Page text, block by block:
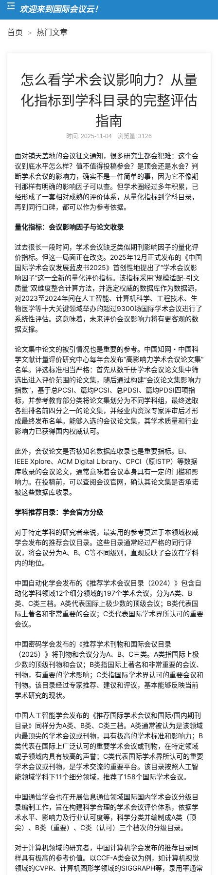
欢迎来到国际会议云！
首页 > 热门文章
怎么看学术会议影响力？从量
化指标到学科目录的完整评估
指南
时间: 2025-11-04 浏览量: 3126
面对铺天盖地的会议征文通知，很多研究生都会犯难：这个会
议到底水平怎么样？值不值得投稿参会？是顶会还是水会？判
断学术会议的影响力，确实不是一件简单的事，因为它不像期
刊那样有明确的影响因子可以查。但学术圈经过多年积累，已
经形成了一套相对成熟的评价体系，从量化指标到学科目录，
再到同行口碑，都可以作为参考依据。
量化指标：会议影响因子与论文收录
过去很长一段时间，学术会议缺乏类似期刊影响因子的量化评
价指标。但这一局面正在改变。2025年12月正式发布的《中国
国际学术会议发展蓝皮书2025》首创性地提出了“学术会议影
响因子”这一全新的量化评价指标。该指标采用“规模适配-引文
质量”双维度整合计算方法，并选定权威的数据库作为数据源，
对2023至2024年间在人工智能、计算机科学、工程技术、生
物医学等十大关键领域举办的超过9300场国际学术会议进行了
系统性评估。这意味着，未来评价会议影响力将有更客观的数
据支撑。
论文集中论文的被引情况也是重要的参考。中国知网・中国科
学文献计量评价研究中心每年会发布“高影响力学术会议论文集”
名单。评选标准相当严格：首先从数千册学术会议论文集中筛
选出进入评价范围的论文集，随后通过构建“会议论文集影响力
指数”，基于总PCSI、篇均PCSI、总PDSI、篇均PDSI四项指
标，并参考教育部分类将论文集划分为不同学科组，最终选取
各组排名前四分之一的论文集，并经业内资深专家评审后才形
成最终发布名单。能够入选的会议论文集，其学术质量和行业
影响力已获得国内权威认可。
此外，会议论文是否被知名数据库收录也是重要指标。EI、
IEEE Xplore、ACM Digital Library、CPCI（原ISTP）等数据
库收录的会议论文，通常意味着会议本身具有一定的门槛和影
响力。在投稿前，可以查阅会议官网，确认其论文集是否承诺
被这些数据库收录。
学科推荐目录：学会官方分级
对于特定学科的研究者来说，最实用的参考莫过于本领域权威
学会发布的推荐会议目录。这些目录通常经过严格的同行评
议，将会议分为A、B、C等不同级别，直观反映了会议在学科
内的地位。
中国自动化学会发布的《推荐学术会议目录（2024）》包含自
动化学科领域12个细分领域的197个学术会议，分为A类、B
类、C类三档。A类代表国际上极少数的顶级会议；B类代表国
际上著名和非常重要的会议；C类代表国际学术界所认可的重要
会议。
中国密码学会发布的《推荐学术刊物和国际会议目录
（2025）》将刊物和会议分为A、B、C三类。A类指国际上极
少数的顶级刊物和会议；B类指国际上著名和非常重要的会议、
刊物，有重要的学术影响；C类指国际学术界认可的重要会议和
刊物。该目录经过专家推荐、建议和评议，基本能够反映当前
学术研究的现状。
中国人工智能学会发布的《推荐国际学术会议和国际/国内期刊
目录》同样分为A类、B类、C类三档。A类通常被认为是该领域
内最顶尖的学术会议或刊物，具有极高的学术标准和影响力；B
类代表在国际上广泛认可的重要学术会议或刊物，在特定领域
或子领域内具有较高的声誉；C类代表国际学术界所认可的重要
学术会议或刊物，是学术交流的重要平台。该目录按照人工智
能领域学科下11个细分领域，推荐了158个国际学术会议。
中国通信学会也在开展信息通信领域国际国内学术会议分级目
录编制工作，旨在构建科学合理的学术会议评价体系，依据学
术水平、影响力及行业认可度等，科学分类并编制成A类（顶
尖）、B类（重要）、C类（认可）三个档次的分级目录。
对于计算机领域的研究者，中国计算机学会发布的推荐目录同
样具有极高的参考价值。以CCF-A类会议为例，如计算机视觉
领域的CVPR、计算机图形学领域的SIGGRAPH等，录用率通常